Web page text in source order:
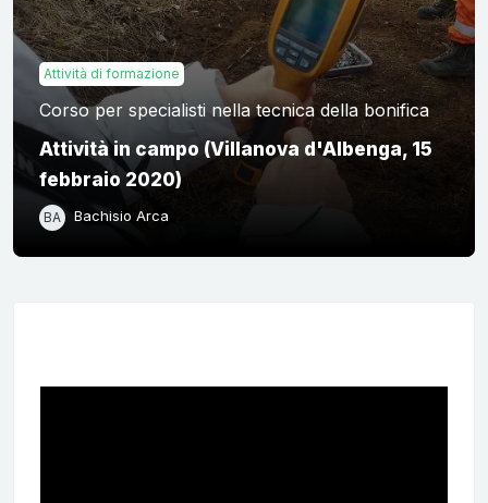
Attività di formazione
Corso per specialisti nella tecnica della bonifica
Attività in campo (Villanova d'Albenga, 15
febbraio 2020)
BA Bachisio Arca